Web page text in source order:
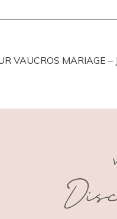
VAUCROS MARIAGE –